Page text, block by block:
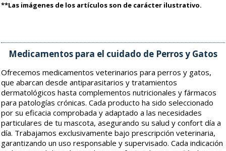
**Las imágenes de los artículos son de carácter ilustrativo.
Medicamentos para el cuidado de Perros y Gatos
Ofrecemos medicamentos veterinarios para perros y gatos,
que abarcan desde antiparasitarios y tratamientos
dermatológicos hasta complementos nutricionales y fármacos
para patologías crónicas. Cada producto ha sido seleccionado
por su eficacia comprobada y adaptado a las necesidades
particulares de tu mascota, asegurando su salud y confort día a
día. Trabajamos exclusivamente bajo prescripción veterinaria,
garantizando un uso responsable y supervisado. Cada indicación